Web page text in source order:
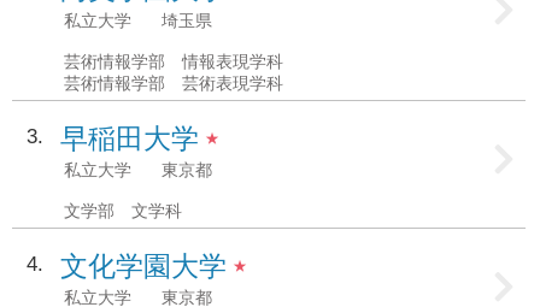
私立大学 埼玉県
芸術情報学部 情報表現学科
芸術情報学部 芸術表現学科
3 早稲田大学 ★
私立大学 東京都
文学部 文学科
4 文化学園大学 ★
私立大学 東京都